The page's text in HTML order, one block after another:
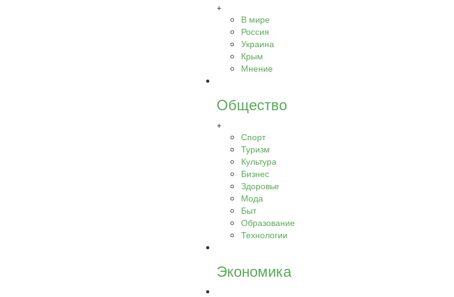
+
В мире
Россия
Украина
Крым
Мнение
Общество
+
Спорт
Туризм
Культура
Бизнес
Здоровье
Мода
Быт
Образование
Технологии
Экономика